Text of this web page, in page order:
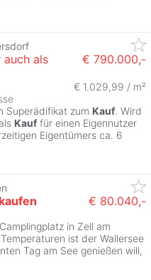
als
€ 790.000,-
€ 1.029,99 / m²
Superädifikat zum Kauf. Wird
Kauf für einen Eigennutzer
Eigentümers ca. 6
kaufen € 80.040,-
in Zell am
ist der Wallersee
Tag am See genießen will,